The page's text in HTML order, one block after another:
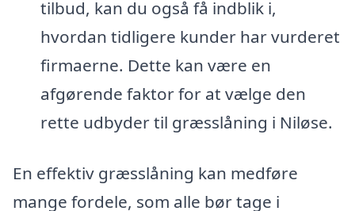
tilbud, kan du også få indblik i,
hvordan tidligere kunder har vurderet
firmaerne. Dette kan være en
afgørende faktor for at vælge den
rette udbyder til græsslåning i Niløse.
En effektiv græsslåning kan medføre
mange fordele, som alle bør tage i